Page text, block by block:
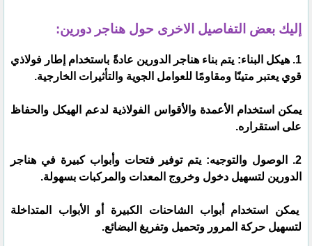
إليك بعض التفاصيل الاخرى حول هناجر دورين:
1. هيكل البناء: يتم بناء هناجر الدورين عادةً باستخدام إطار فولاذي
قوي يعتبر متينًا ومقاومًا للعوامل الجوية والتأثيرات الخارجية.
يمكن استخدام الأعمدة والأقواس الفولاذية لدعم الهيكل والحفاظ
على استقراره.
2. الوصول والتوجيه: يتم توفير فتحات وأبواب كبيرة في هناجر
الدورين لتسهيل دخول وخروج المعدات والمركبات بسهولة.
يمكن استخدام أبواب الشاحنات الكبيرة أو الأبواب المتداخلة
لتسهيل حركة المرور وتحميل وتفريغ البضائع.